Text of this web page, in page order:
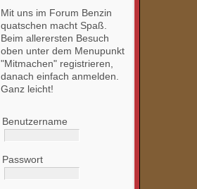
Mit uns im Forum Benzin
quatschen macht Spaß.
Beim allerersten Besuch
oben unter dem Menupunkt
"Mitmachen" registrieren,
danach einfach anmelden.
Ganz leicht!
Benutzername
Passwort